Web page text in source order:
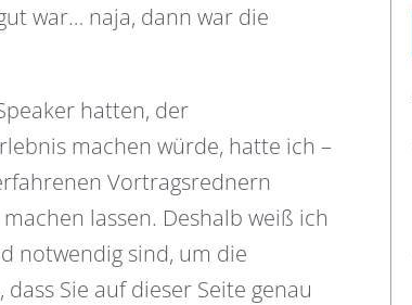
war… naja, dann war die
hatten, der
machen würde, hatte ich –
Vortragsrednern
lassen. Deshalb weiß ich
notwendig sind, um die
Sie auf dieser Seite genau